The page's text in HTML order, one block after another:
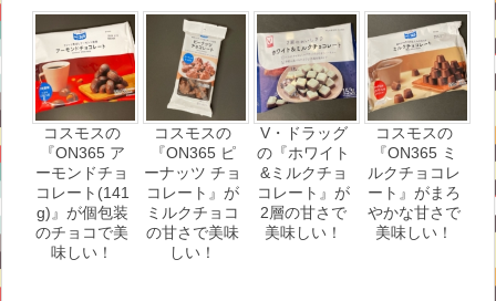
コスモスの
『ON365 ア
ーモンドチョ
コレート(141
g)』が個包装
のチョコで美
味しい！
コスモスの
『ON365 ピ
ーナッツ チョ
コレート』が
ミルクチョコ
の甘さで美味
しい！
V・ドラッグ
の『ホワイト
&ミルクチョ
コレート』が
2層の甘さで
美味しい！
コスモスの
『ON365 ミ
ルクチョコレ
ート』がまろ
やかな甘さで
美味しい！